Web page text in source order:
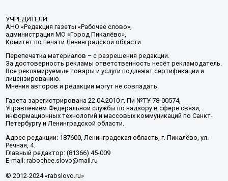
УЧРЕДИТЕЛИ:
АНО «Редакция газеты «Рабочее слово»,
администрация МО «Город Пикалёво»,
Комитет по печати Ленинградской области
Перепечатка материалов – с разрешения редакции.
За достоверность рекламы ответственность несёт рекламодатель.
Все рекламируемые товары и услуги подлежат сертификации и
лицензированию.
Мнения авторов и редакции могут не совпадать.
Газета зарегистрирована 22.04.2010 г. Пи №ТУ 78-00574,
Управлением Федеральной службы по надзору в сфере связи,
информационных технологий и массовых коммуникаций по Санкт-
Петербургу и Ленинградской области.
Адрес редакции: 187600, Ленинградская область, г. Пикалёво, ул.
Речная, 4.
Главный редактор: (81366) 45-009
E-mail: rabochee.slovo@mail.ru
© 2012-2024 «rabslovo.ru»